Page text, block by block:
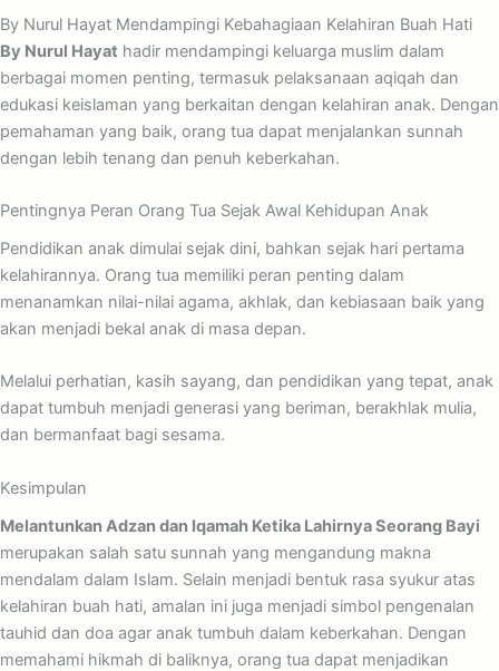
By Nurul Hayat Mendampingi Kebahagiaan Kelahiran Buah Hati
By Nurul Hayat hadir mendampingi keluarga muslim dalam
berbagai momen penting, termasuk pelaksanaan aqiqah dan
edukasi keislaman yang berkaitan dengan kelahiran anak. Dengan
pemahaman yang baik, orang tua dapat menjalankan sunnah
dengan lebih tenang dan penuh keberkahan.
Pentingnya Peran Orang Tua Sejak Awal Kehidupan Anak
Pendidikan anak dimulai sejak dini, bahkan sejak hari pertama
kelahirannya. Orang tua memiliki peran penting dalam
menanamkan nilai-nilai agama, akhlak, dan kebiasaan baik yang
akan menjadi bekal anak di masa depan.
Melalui perhatian, kasih sayang, dan pendidikan yang tepat, anak
dapat tumbuh menjadi generasi yang beriman, berakhlak mulia,
dan bermanfaat bagi sesama.
Kesimpulan
Melantunkan Adzan dan Iqamah Ketika Lahirnya Seorang Bayi
merupakan salah satu sunnah yang mengandung makna
mendalam dalam Islam. Selain menjadi bentuk rasa syukur atas
kelahiran buah hati, amalan ini juga menjadi simbol pengenalan
tauhid dan doa agar anak tumbuh dalam keberkahan. Dengan
memahami hikmah di baliknya, orang tua dapat menjadikan